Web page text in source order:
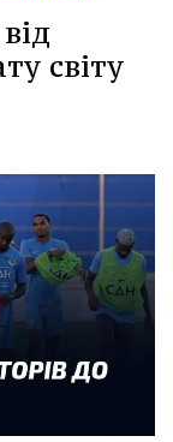
світу